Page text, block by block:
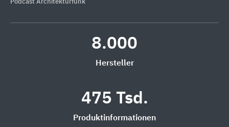
Podcast Architekturfunk
8.000
Hersteller
475 Tsd.
Produktinformationen